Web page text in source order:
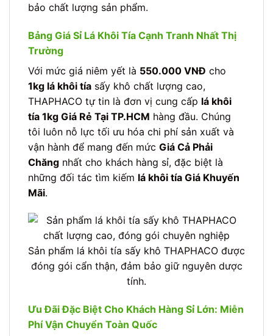
bảo chất lượng sản phẩm.
Bảng Giá Sỉ Lá Khôi Tía Cạnh Tranh Nhất Thị
Trường
Với mức giá niêm yết là 550.000 VNĐ cho
1kg lá khôi tía sấy khô chất lượng cao,
THAPHACO tự tin là đơn vị cung cấp lá khôi
tía 1kg Giá Rẻ Tại TP.HCM hàng đầu. Chúng
tôi luôn nỗ lực tối ưu hóa chi phí sản xuất và
vận hành để mang đến mức Giá Cả Phải
Chăng nhất cho khách hàng sỉ, đặc biệt là
những đối tác tìm kiếm lá khôi tía Giá Khuyến
Mãi.
Sản phẩm lá khôi tía sấy khô THAPHACO được
đóng gói cẩn thận, đảm bảo giữ nguyên dược
tính.
Ưu Đãi Đặc Biệt Cho Khách Hàng Sỉ Lớn: Miễn
Phí Vận Chuyển Toàn Quốc